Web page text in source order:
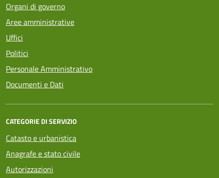
Organi di governo
Aree amministrative
Uffici
Politici
Personale Amministrativo
Documenti e Dati
CATEGORIE DI SERVIZIO
Catasto e urbanistica
Anagrafe e stato civile
Autorizzazioni